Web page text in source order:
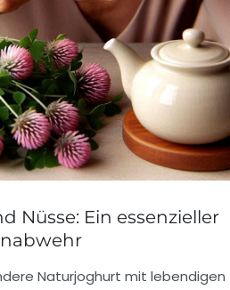
Nüsse: Ein essenzieller
Naturjoghurt mit lebendigen